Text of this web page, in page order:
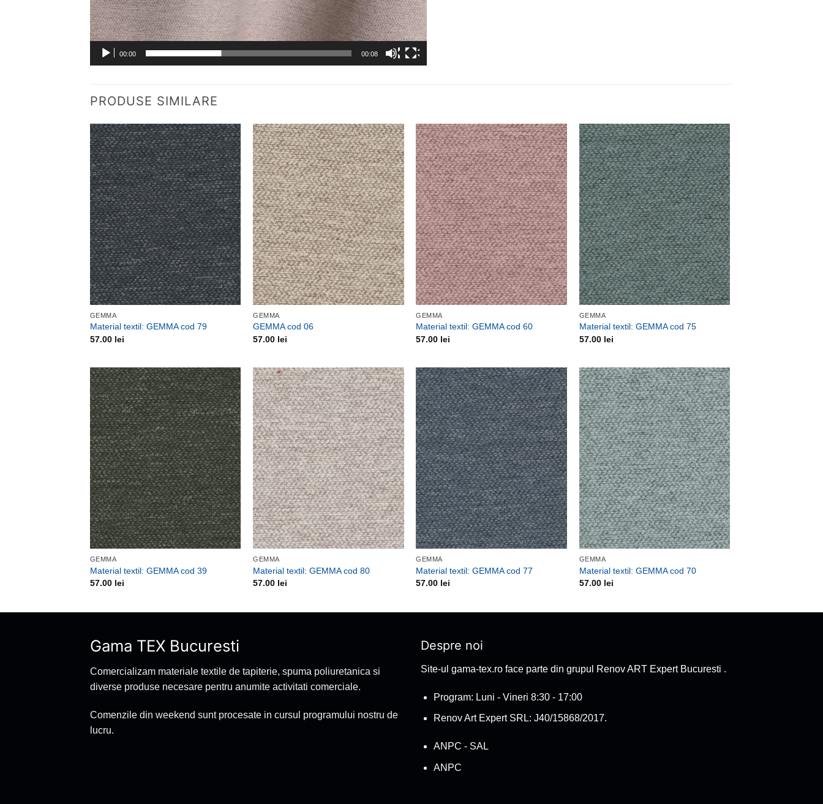
00:00 00:08
PRODUSE SIMILARE
Adauga
la
favorite
GEMMA
Material textil: GEMMA cod 79
57.00 lei
Adauga
la
favorite
GEMMA
GEMMA cod 06
57.00 lei
Adauga
la
favorite
GEMMA
Material textil: GEMMA cod 60
57.00 lei
Adauga
la
favorite
GEMMA
Material textil: GEMMA cod 75
57.00 lei
Adauga
la
favorite
GEMMA
Material textil: GEMMA cod 39
57.00 lei
Adauga
la
favorite
GEMMA
Material textil: GEMMA cod 80
57.00 lei
Adauga
la
favorite
GEMMA
Material textil: GEMMA cod 77
57.00 lei
Adauga
la
favorite
GEMMA
Material textil: GEMMA cod 70
57.00 lei
Gama TEX Bucuresti
Comercializam materiale textile de tapiterie, spuma poliuretanica si
diverse produse necesare pentru anumite activitati comerciale.
Comenzile din weekend sunt procesate in cursul programului nostru de
lucru.
Despre noi
Site-ul gama-tex.ro face parte din grupul Renov ART Expert Bucuresti .
Program: Luni - Vineri 8:30 - 17:00
Renov Art Expert SRL: J40/15868/2017.
ANPC - SAL
ANPC